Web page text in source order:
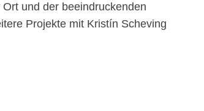
und der beeindruckenden
Projekte mit Kristín Scheving